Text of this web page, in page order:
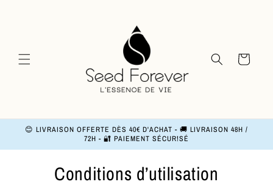
Basket
😊 LIVRAISON OFFERTE DÈS 40€ D'ACHAT - 🚚 LIVRAISON 48H /
72H - 🔐 PAIEMENT SÉCUR!SÉ
Conditions d’utilisation